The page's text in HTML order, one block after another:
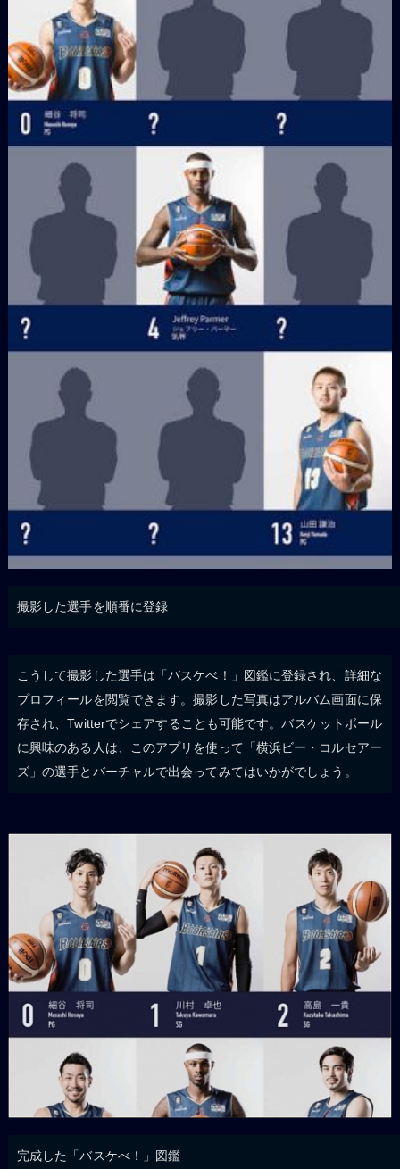
撮影した選手を順番に登録
こうして撮影した選手は「バスケべ！」図鑑に登録され、詳細な
プロフィールを閲覧できます。撮影した写真はアルバム画面に保
存され、Twitterでシェアすることも可能です。バスケットボール
に興味のある人は、このアプリを使って「横浜ビー・コルセアー
ズ」の選手とバーチャルで出会ってみてはいかがでしょう。
完成した「バスケべ！」図鑑